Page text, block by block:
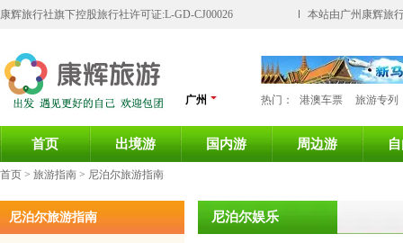
康辉旅行社旗下控股旅行社许可证:L-GD-CJ00026 本站由广州康辉旅
广州 热门： 港澳车票 旅游专列
首页 出境游 国内游 周边游
首页 > 旅游指南 > 尼泊尔旅游指南
尼泊尔旅游指南 尼泊尔娱乐